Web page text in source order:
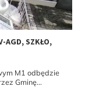
AGD, SZKŁO,
M1 odbędzie
Gminę...